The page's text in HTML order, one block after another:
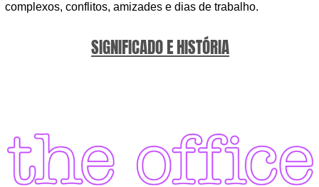
complexos, conflitos, amizades e dias de trabalho.
SIGNIFICADO E HISTÓRIA